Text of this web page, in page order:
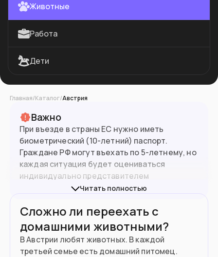
Животные
Работа
Дети
Главная/Каталог/Австрия
Важно
При въезде в страны ЕС нужно иметь
биометрический (10-летний) паспорт.
Граждане РФ могут въехать по 5-летнему, но
каждая ситуация будет оцениваться
индивидуально представителем
погранслужбы конкретной страны ЕС.
Для въезда в Австрию потребуется
загранпаспорт с шенгенской визой.
Подойдет виза, выданная любой страной
Шенгенской зоны.
Читать полностью
Сложно ли переехать с
домашними животными?
В Австрии любят животных. В каждой
третьей семье есть домашний питомец.